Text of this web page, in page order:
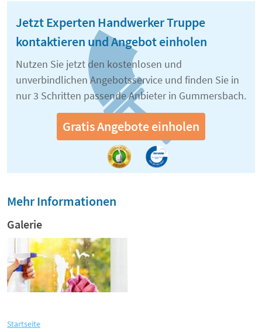
Startseite
Jetzt Experten Handwerker Truppe
kontaktieren und Angebot einholen
Nutzen Sie jetzt den kostenlosen und
unverbindlichen Angebotsservice und finden Sie in
nur 3 Schritten passende Anbieter in Gummersbach.
Gratis Angebote einholen
Mehr Informationen
Galerie